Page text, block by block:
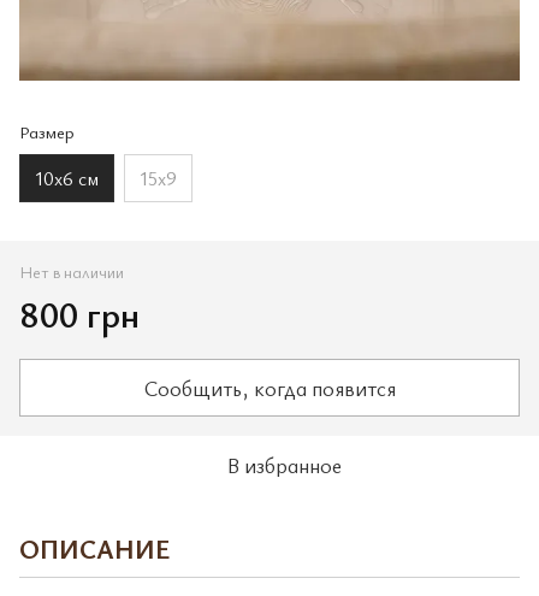
Размер
10х6 см 15х9
Нет в наличии
800 грн
Сообщить, когда появится
В избранное
ОПИСАНИЕ